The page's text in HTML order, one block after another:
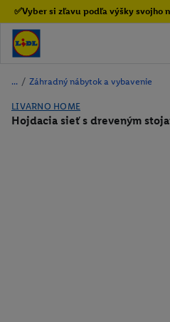
✅Vyber si zľavu podľa výšky svojho
/ Záhradný nábytok a vybavenie
LIVARNO HOME
Hojdacia sieť s dreveným